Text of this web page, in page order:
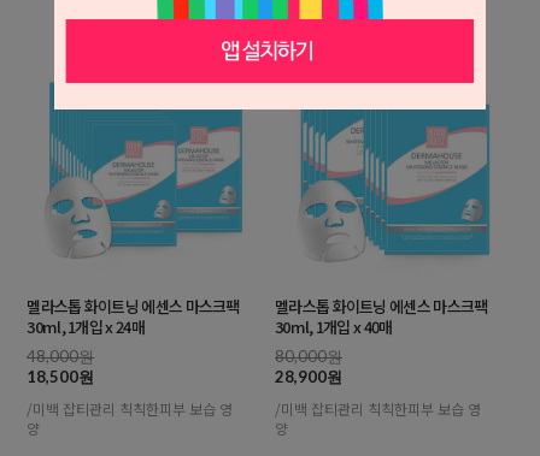
멜라스톱 화이트닝 에센스 마스크팩
30ml, 1개입 x 24매
48,000원
18,500원
/미백 잡티관리 칙칙한피부 보습 영
양
멜라스톱 화이트닝 에센스 마스크팩
30ml, 1개입 x 40매
80,000원
28,900원
/미백 잡티관리 칙칙한피부 보습 영
양